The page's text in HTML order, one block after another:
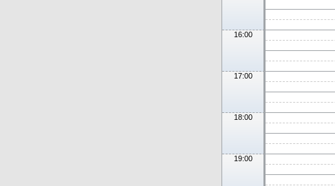
16:00
17:00
18:00
19:00